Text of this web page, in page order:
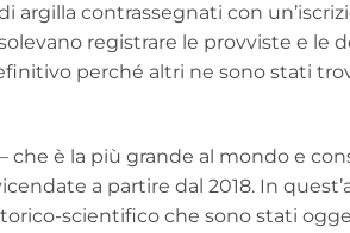
argilla contrassegnati con
registrare le provviste e le
perché altri ne sono stati
che è la più grande al mondo e
a partire dal 2018. In
scientifico che sono stati